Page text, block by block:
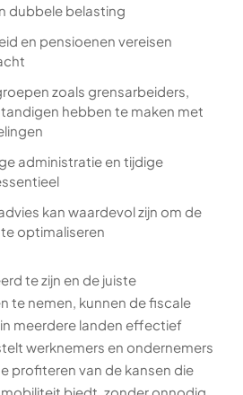
dubbele belasting
en pensioenen vereisen
zoals grensarbeiders,
hebben te maken met
administratie en tijdige
kan waardevol zijn om de
optimaliseren
te zijn en de juiste
te nemen, kunnen de fiscale
meerdere landen effectief
werknemers en ondernemers
profiteren van de kansen die
biedt, zonder onnodig